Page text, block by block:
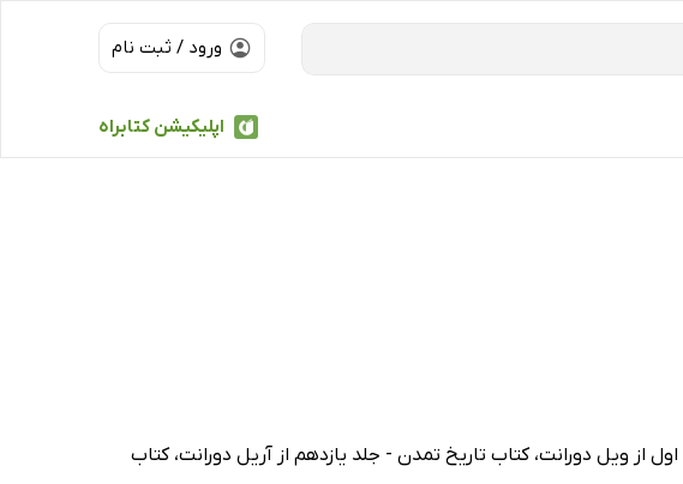
ورود / ثبت نام
اپلیکیشن کتابراه
از ویل دورانت، کتاب تاریخ تمدن - جلد یازدهم از آریل دورانت، کتاب